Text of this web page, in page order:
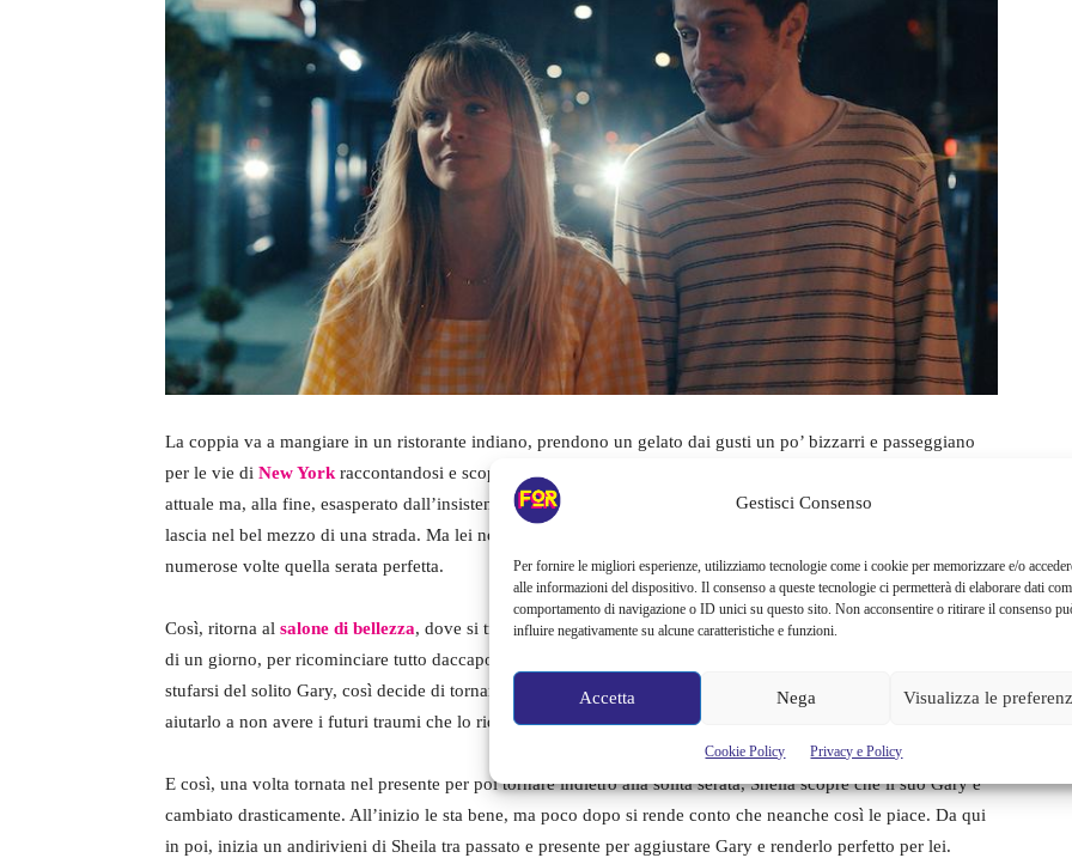
Gestisci Consenso
Per fornire le migliori esperienze, utilizziamo tecnologie come i cookie per memorizzare e/o
alle informazioni del dispositivo. Il consenso a queste tecnologie ci permetterà di elaborare dati
comportamento di navigazione o ID unici su questo sito. Non acconsentire o ritirare il consenso
influire negativamente su alcune caratteristiche e funzioni.
Accetta Nega Visualizza le
Cookie Policy Privacy e Policy
La coppia va a mangiare in un ristorante indiano, prendono un gelato dai gusti un po’ bizzarri e passeggiano
per le vie di New Yorkraccontandosi e scoprendosi l’un l’altra. Parlano della loro infanzia, della loro vita
attuale ma, alla fine, esasperato dall’insistenza di Sheila nel ripetere che viene dal futuro, il ragazzo si stufa e la
lascia nel bel mezzo di una strada. Ma lei non demorde: Gary è l’amore della sua vita e farà di tutto per rivivere
numerose volte quella serata perfetta.
Così, ritorna al salone di bellezza, dove si trova la macchina del tempo (un lettino abbronzante) e torna indietro
di un giorno, per ricominciare tutto daccapo. Dopo averlo fatto per
stufarsi del solito Gary, così decide di tornare indietro ad un giorno specifico dell’infanzia del suo amore per
aiutarlo a non avere i futuri traumi che lo ridurrebbero com’è nel presente.
E così, una volta tornata nel presente per poi tornare indietro alla solita serata, Sheila scopre che il suo Gary è
cambiato drasticamente. All’inizio le sta bene, ma poco dopo si rende conto che neanche così le piace. Da qui
in poi, inizia un andirivieni di Sheila tra passato e presente per aggiustare Gary e renderlo perfetto per lei.